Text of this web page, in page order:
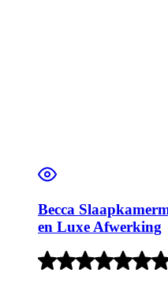
Becca
en Luxe Afwerking